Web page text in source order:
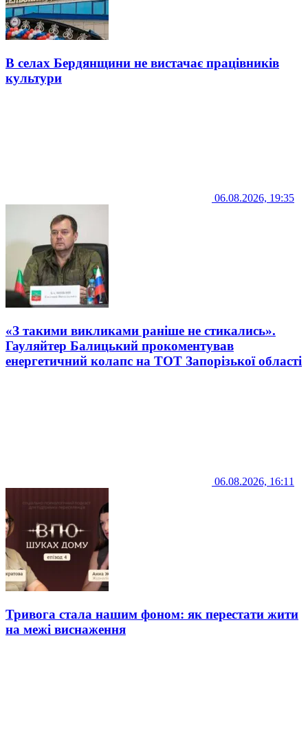
В селах Бердянщини не вистачає працівників
культури
06.08.2026, 19:35
«З такими викликами раніше не стикались».
Гауляйтер Балицький прокоментував
енергетичний колапс на ТОТ Запорізької області
06.08.2026, 16:11
Тривога стала нашим фоном: як перестати жити
на межі виснаження